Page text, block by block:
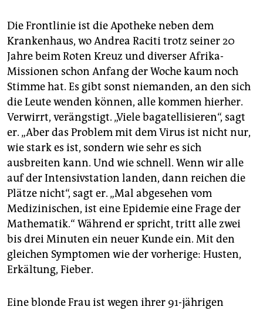
Die Frontlinie ist die Apotheke neben dem
Krankenhaus, wo Andrea Raciti trotz seiner 20
Jahre beim Roten Kreuz und diverser Afrika-
Missionen schon Anfang der Woche kaum noch
Stimme hat. Es gibt sonst niemanden, an den sich
die Leute wenden können, alle kommen hierher.
Verwirrt, verängstigt. „Viele bagatellisieren“, sagt
er. „Aber das Problem mit dem Virus ist nicht nur,
wie stark es ist, sondern wie sehr es sich
ausbreiten kann. Und wie schnell. Wenn wir alle
auf der Intensivstation landen, dann reichen die
Plätze nicht“, sagt er. „Mal abgesehen vom
Medizinischen, ist eine Epidemie eine Frage der
Mathematik.“ Während er spricht, tritt alle zwei
bis drei Minuten ein neuer Kunde ein. Mit den
gleichen Symptomen wie der vorherige: Husten,
Erkältung, Fieber.
Eine blonde Frau ist wegen ihrer 91-jährigen